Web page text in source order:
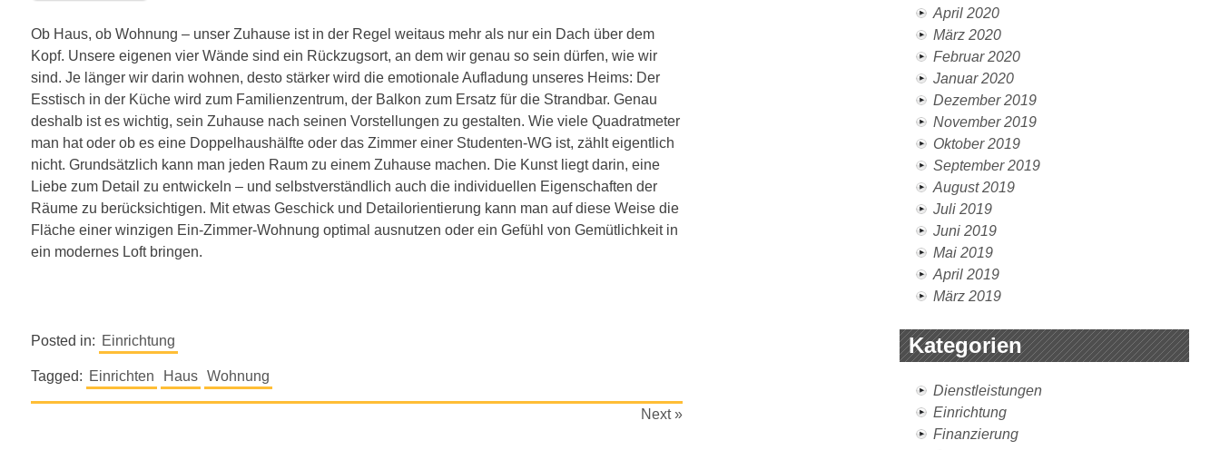
Ob Haus, ob Wohnung – unser Zuhause ist in der Regel weitaus mehr als nur ein Dach über dem
Kopf. Unsere eigenen vier Wände sind ein Rückzugsort, an dem wir genau so sein dürfen, wie wir
sind. Je länger wir darin wohnen, desto stärker wird die emotionale Aufladung unseres Heims: Der
Esstisch in der Küche wird zum Familienzentrum, der Balkon zum Ersatz für die Strandbar. Genau
deshalb ist es wichtig, sein Zuhause nach seinen Vorstellungen zu gestalten. Wie viele Quadratmeter
man hat oder ob es eine Doppelhaushälfte oder das Zimmer einer Studenten-WG ist, zählt eigentlich
nicht. Grundsätzlich kann man jeden Raum zu einem Zuhause machen. Die Kunst liegt darin, eine
Liebe zum Detail zu entwickeln – und selbstverständlich auch die individuellen Eigenschaften der
Räume zu berücksichtigen. Mit etwas Geschick und Detailorientierung kann man auf diese Weise die
Fläche einer winzigen Ein-Zimmer-Wohnung optimal ausnutzen oder ein Gefühl von Gemütlichkeit in
ein modernes Loft bringen.
Posted in: Einrichtung
Tagged: Einrichten Haus Wohnung
Next »
April 2020
März 2020
Februar 2020
Januar 2020
Dezember 2019
November 2019
Oktober 2019
September 2019
August 2019
Juli 2019
Juni 2019
Mai 2019
April 2019
März 2019
Kategorien
Dienstleistungen
Einrichtung
Finanzierung